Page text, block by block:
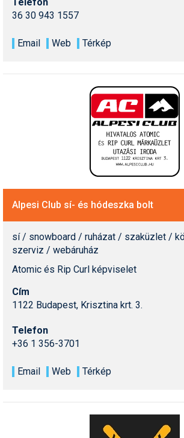
36 30 943 1557
Email Web Térkép
Alpesi Club sí- és hódeszka bolt
sí / snowboard / ruházat / szaküzlet /
szerviz / webáruház
Atomic és Rip Curl képviselet
Cím
1122 Budapest, Krisztina krt. 3.
Telefon
+36 1 356-3701
Email Web Térkép